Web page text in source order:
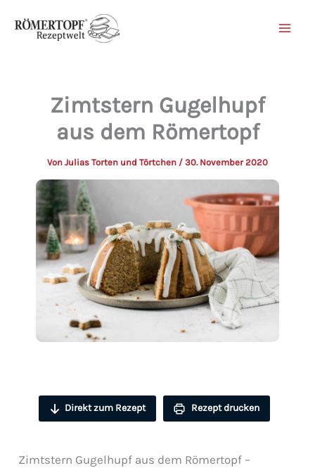
Inhalt
Zimtstern Gugelhupf
aus dem Römertopf
Von Julias Torten und Törtchen / 30. November 2020
Direkt zum Rezept Rezept drucken
Zimtstern Gugelhupf aus dem Römertopf –